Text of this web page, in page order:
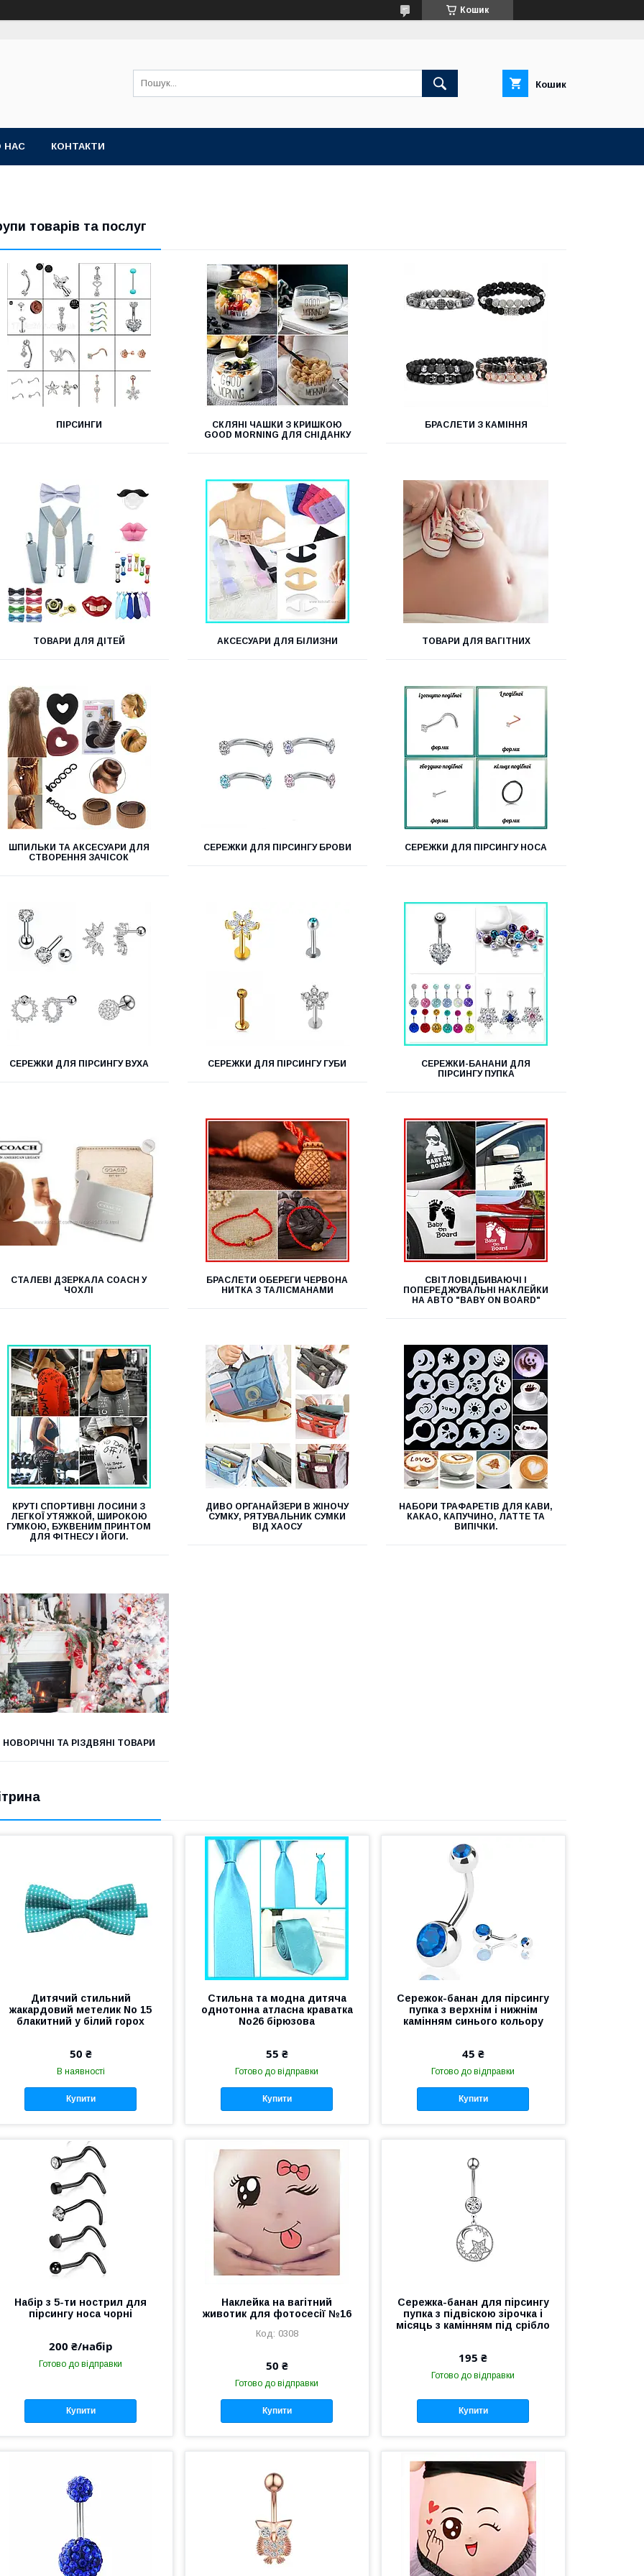
Кошик
Кошик
НАС КОНТАКТИ
товарів та послуг
ПІРСИНГИ
СКЛЯНІ ЧАШКИ З КРИШКОЮ
GOOD MORNING ДЛЯ СНІДАНКУ
БРАСЛЕТИ З КАМІННЯ
ТОВАРИ ДЛЯ ДІТЕЙ АКСЕСУАРИ ДЛЯ БІЛИЗНИ ТОВАРИ ДЛЯ ВАГІТНИХ
ШПИЛЬКИ ТА АКСЕСУАРИ ДЛЯ
СТВОРЕННЯ ЗАЧІСОК
СЕРЕЖКИ ДЛЯ ПІРСИНГУ БРОВИ СЕРЕЖКИ ДЛЯ ПІРСИНГУ НОСА
СЕРЕЖКИ ДЛЯ ПІРСИНГУ ВУХА СЕРЕЖКИ ДЛЯ ПІРСИНГУ ГУБИ
СЕРЕЖКИ-БАНАНИ ДЛЯ
ПІРСИНГУ ПУПКА
СТАЛЕВІ ДЗЕРКАЛА COACH У
ЧОХЛІ
БРАСЛЕТИ ОБЕРЕГИ ЧЕРВОНА
НИТКА З ТАЛІСМАНАМИ
СВІТЛОВІДБИВАЮЧІ І
ПОПЕРЕДЖУВАЛЬНІ НАКЛЕЙКИ
НА АВТО "BABY ON BOARD"
КРУТІ СПОРТИВНІ ЛОСИНИ З
ЛЕГКОЇ УТЯЖКОЙ, ШИРОКОЮ
ГУМКОЮ, БУКВЕНИМ ПРИНТОМ
ДЛЯ ФІТНЕСУ І ЙОГИ.
ДИВО ОРГАНАЙЗЕРИ В ЖІНОЧУ
СУМКУ, РЯТУВАЛЬНИК СУМКИ
ВІД ХАОСУ
НАБОРИ ТРАФАРЕТІВ ДЛЯ КАВИ,
КАКАО, КАПУЧИНО, ЛАТТЕ ТА
ВИПІЧКИ.
НОВОРІЧНІ ТА РІЗДВЯНІ ТОВАРИ
Дитячий стильний
жакардовий метелик No 15
блакитний у білий горох
50 ₴
В наявності
Купити
Стильна та модна дитяча
однотонна атласна краватка
No26 бірюзова
55 ₴
Готово до відправки
Купити
Сережок-банан для пірсингу
пупка з верхнім і нижнім
камінням синього кольору
45 ₴
Готово до відправки
Купити
Набір з 5-ти нострил для
пірсингу носа чорні
200 ₴/набір
Готово до відправки
Купити
Наклейка на вагітний
животик для фотосесії №16
0308
50 ₴
Готово до відправки
Купити
Сережка-банан для пірсингу
пупка з підвіскою зірочка і
місяць з камінням під срібло
195 ₴
Готово до відправки
Купити